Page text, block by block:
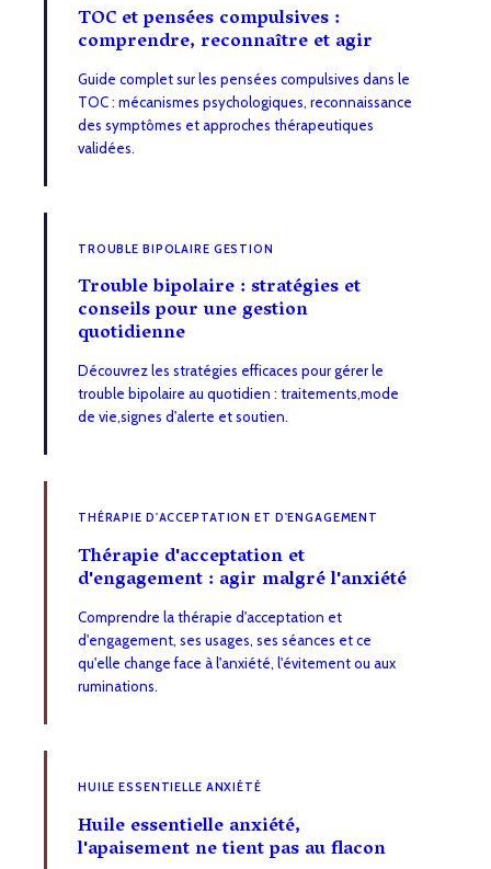
TOC et pensées compulsives :
comprendre, reconnaître et agir
Guide complet sur les pensées compulsives dans le
TOC : mécanismes psychologiques, reconnaissance
des symptômes et approches thérapeutiques
validées.
TROUBLE BIPOLAIRE GESTION
Trouble bipolaire : stratégies et
conseils pour une gestion
quotidienne
Découvrez les stratégies efficaces pour gérer le
trouble bipolaire au quotidien : traitements,mode
de vie,signes d'alerte et soutien.
THÉRAPIE D'ACCEPTATION ET D'ENGAGEMENT
Thérapie d'acceptation et
d'engagement : agir malgré l'anxiété
Comprendre la thérapie d'acceptation et
d'engagement, ses usages, ses séances et ce
qu'elle change face à l'anxiété, l'évitement ou aux
ruminations.
HUILE ESSENTIELLE ANXIÉTÉ
Huile essentielle anxiété,
l'apaisement ne tient pas au flacon